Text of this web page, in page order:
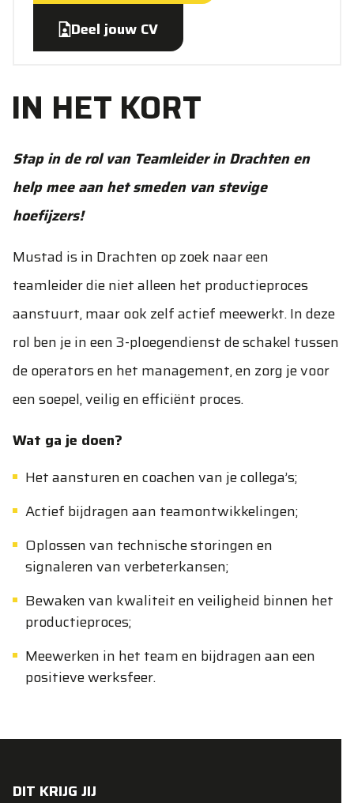
Deel jouw CV
IN HET KORT
Stap in de rol van Teamleider in Drachten en
help mee aan het smeden van stevige
hoefijzers!
Mustad is in Drachten op zoek naar een
teamleider die niet alleen het productieproces
aanstuurt, maar ook zelf actief meewerkt. In deze
rol ben je in een 3-ploegendienst de schakel tussen
de operators en het management, en zorg je voor
een soepel, veilig en efficiënt proces.
Wat ga je doen?
Het aansturen en coachen van je collega’s;
Actief bijdragen aan teamontwikkelingen;
Oplossen van technische storingen en
signaleren van verbeterkansen;
Bewaken van kwaliteit en veiligheid binnen het
productieproces;
Meewerken in het team en bijdragen aan een
positieve werksfeer.
DIT KRIJG JIJ